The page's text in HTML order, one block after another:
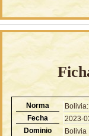
Norma
Fecha
2023-
Dominio
Bolivia